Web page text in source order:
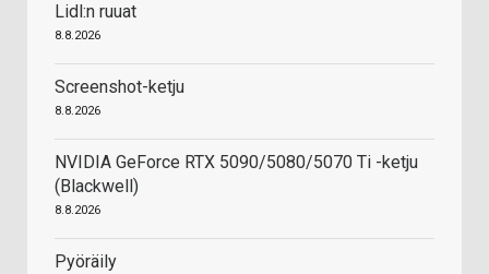
Lidl:n ruuat
8.8.2026
Screenshot-ketju
8.8.2026
NVIDIA GeForce RTX 5090/5080/5070 Ti -ketju
(Blackwell)
8.8.2026
Pyöräily